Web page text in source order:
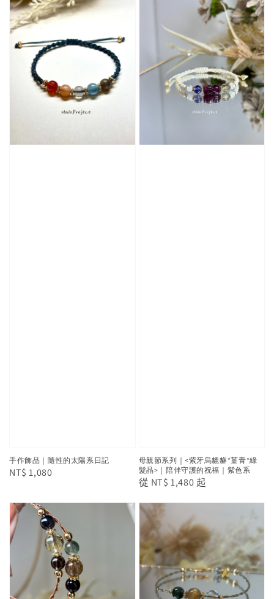
手作飾品｜隨性的太陽系日記
Regular
NT$ 1,080
母親節系列｜<紫牙烏貔貅*菫青*綠
髮晶>｜陪伴守護的祝福｜紫色系
Regular
從 NT$ 1,480 起